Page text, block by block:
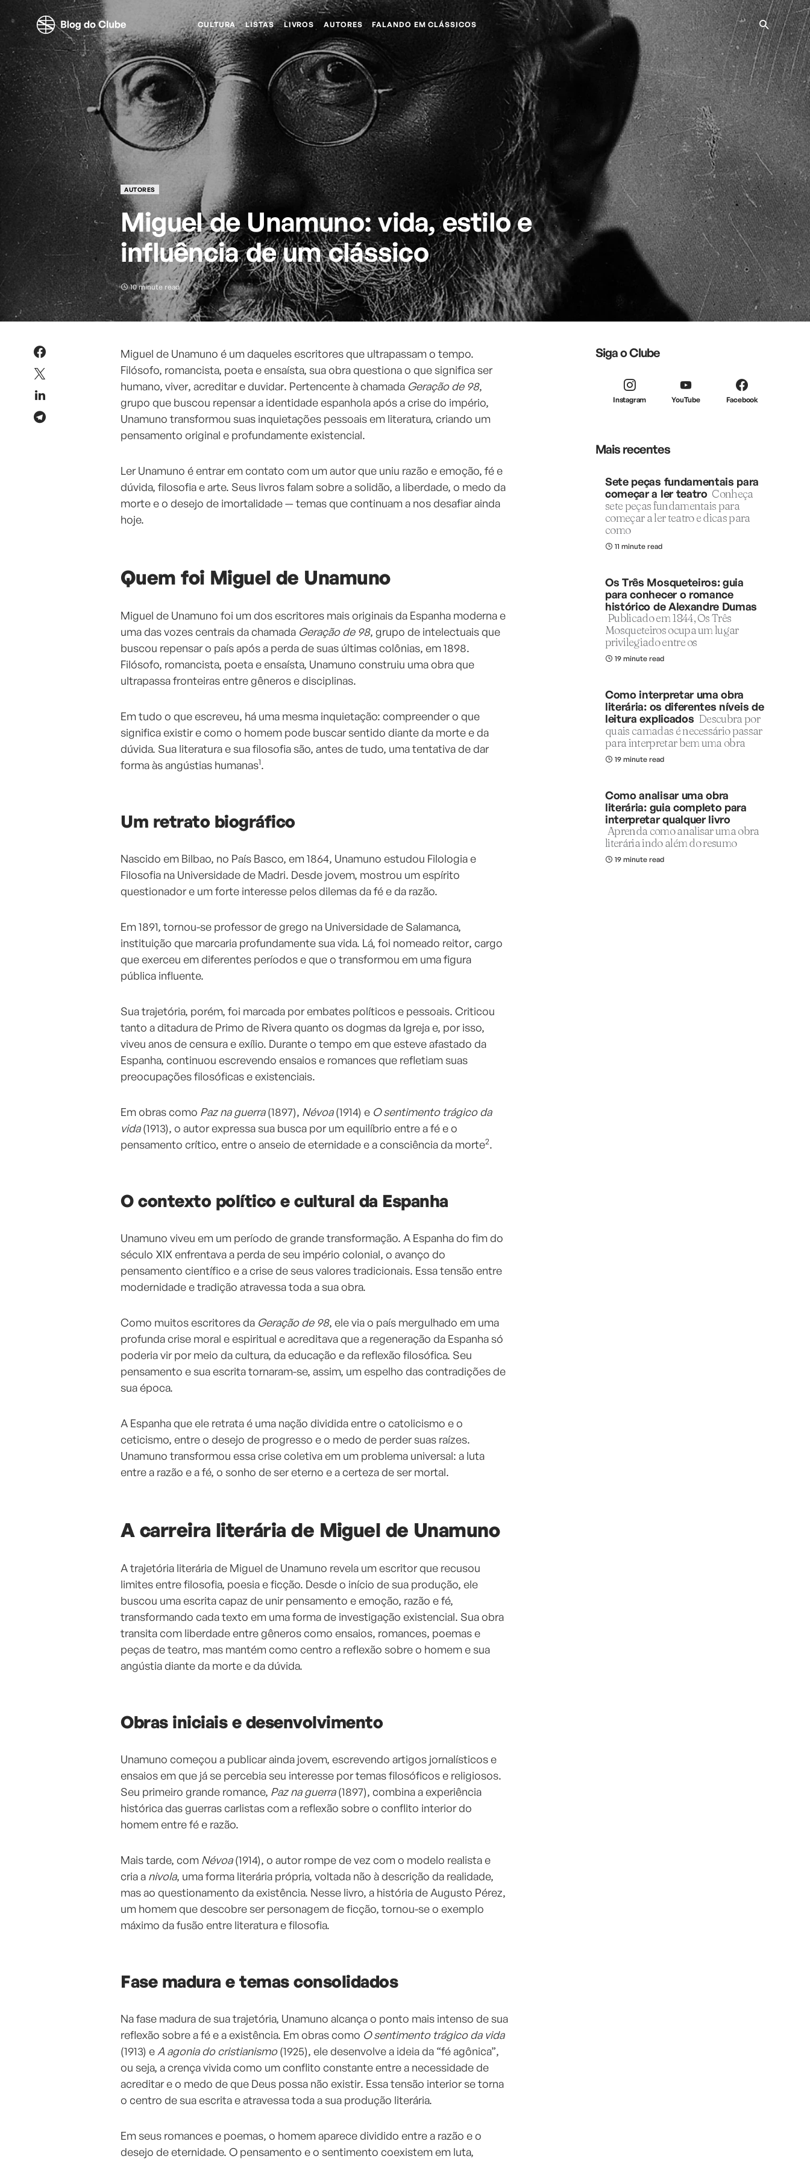
CULTURA LISTAS LIVROS AUTORES FALANDO EM CLÁSSICOS
AUTORES
Miguel de Unamuno: vida, estilo e
influência de um clássico
10 minute read
Miguel de Unamuno é um daqueles escritores que ultrapassam o tempo.
Filósofo, romancista, poeta e ensaísta, sua obra questiona o que significa ser
humano, viver, acreditar e duvidar. Pertencente à chamada Geração de 98,
grupo que buscou repensar a identidade espanhola após a crise do império,
Unamuno transformou suas inquietações pessoais em literatura, criando um
pensamento original e profundamente existencial.
Ler Unamuno é entrar em contato com um autor que uniu razão e emoção, fé e
dúvida, filosofia e arte. Seus livros falam sobre a solidão, a liberdade, o medo da
morte e o desejo de imortalidade — temas que continuam a nos desafiar ainda
hoje.
Quem foi Miguel de Unamuno
Miguel de Unamuno foi um dos escritores mais originais da Espanha moderna e
uma das vozes centrais da chamada Geração de 98, grupo de intelectuais que
buscou repensar o país após a perda de suas últimas colônias, em 1898.
Filósofo, romancista, poeta e ensaísta, Unamuno construiu uma obra que
ultrapassa fronteiras entre gêneros e disciplinas.
Em tudo o que escreveu, há uma mesma inquietação: compreender o que
significa existir e como o homem pode buscar sentido diante da morte e da
dúvida. Sua literatura e sua filosofia são, antes de tudo, uma tentativa de dar
forma às angústias humanas1.
Um retrato biográfico
Nascido em Bilbao, no País Basco, em 1864, Unamuno estudou Filologia e
Filosofia na Universidade de Madri. Desde jovem, mostrou um espírito
questionador e um forte interesse pelos dilemas da fé e da razão.
Em 1891, tornou-se professor de grego na Universidade de Salamanca,
instituição que marcaria profundamente sua vida. Lá, foi nomeado reitor, cargo
que exerceu em diferentes períodos e que o transformou em uma figura
pública influente.
Sua trajetória, porém, foi marcada por embates políticos e pessoais. Criticou
tanto a ditadura de Primo de Rivera quanto os dogmas da Igreja e, por isso,
viveu anos de censura e exílio. Durante o tempo em que esteve afastado da
Espanha, continuou escrevendo ensaios e romances que refletiam suas
preocupações filosóficas e existenciais.
Em obras como Paz na guerra(1897), Névoa(1914) e O sentimento trágico da
vida(1913), o autor expressa sua busca por um equilíbrio entre a fé e o
pensamento crítico, entre o anseio de eternidade e a consciência da morte2.
O contexto político e cultural da Espanha
Unamuno viveu em um período de grande transformação. A Espanha do fim do
século XIX enfrentava a perda de seu império colonial, o avanço do
pensamento científico e a crise de seus valores tradicionais. Essa tensão entre
modernidade e tradição atravessa toda a sua obra.
Como muitos escritores da Geração de 98, ele via o país mergulhado em uma
profunda crise moral e espiritual e acreditava que a regeneração da Espanha só
poderia vir por meio da cultura, da educação e da reflexão filosófica. Seu
pensamento e sua escrita tornaram-se, assim, um espelho das contradições de
sua época.
A Espanha que ele retrata é uma nação dividida entre o catolicismo e o
ceticismo, entre o desejo de progresso e o medo de perder suas raízes.
Unamuno transformou essa crise coletiva em um problema universal: a luta
entre a razão e a fé, o sonho de ser eterno e a certeza de ser mortal.
A carreira literária de Miguel de Unamuno
A trajetória literária de Miguel de Unamuno revela um escritor que recusou
limites entre filosofia, poesia e ficção. Desde o início de sua produção, ele
buscou uma escrita capaz de unir pensamento e emoção, razão e fé,
transformando cada texto em uma forma de investigação existencial. Sua obra
transita com liberdade entre gêneros como ensaios, romances, poemas e
peças de teatro, mas mantém como centro a reflexão sobre o homem e sua
angústia diante da morte e da dúvida.
Obras iniciais e desenvolvimento
Unamuno começou a publicar ainda jovem, escrevendo artigos jornalísticos e
ensaios em que já se percebia seu interesse por temas filosóficos e religiosos.
Seu primeiro grande romance, Paz na guerra(1897), combina a experiência
histórica das guerras carlistas com a reflexão sobre o conflito interior do
homem entre fé e razão.
Mais tarde, com Névoa(1914), o autor rompe de vez com o modelo realista e
cria a nivola, uma forma literária própria, voltada não à descrição da realidade,
mas ao questionamento da existência. Nesse livro, a história de Augusto Pérez,
um homem que descobre ser personagem de ficção, tornou-se o exemplo
máximo da fusão entre literatura e filosofia.
Fase madura e temas consolidados
Na fase madura de sua trajetória, Unamuno alcança o ponto mais intenso de sua
reflexão sobre a fé e a existência. Em obras como O sentimento trágico da vida
(1913) e A agonia do cristianismo(1925), ele desenvolve a ideia da “fé agônica”,
ou seja, a crença vivida como um conflito constante entre a necessidade de
acreditar e o medo de que Deus possa não existir. Essa tensão interior se torna
o centro de sua escrita e atravessa toda a sua produção literária.
Em seus romances e poemas, o homem aparece dividido entre a razão e o
desejo de eternidade. O pensamento e o sentimento coexistem em luta,
Siga o Clube
Instagram YouTube Facebook
Mais recentes
Sete peças fundamentais para
começar a ler teatro Conheça
sete peças fundamentais para
começar a ler teatro e dicas para
como
11 minute read
Os Três Mosqueteiros: guia
para conhecer o romance
histórico de Alexandre Dumas
Publicado em 1844, Os Três
Mosqueteiros ocupa um lugar
privilegiado entre os
19 minute read
Como interpretar uma obra
literária: os diferentes níveis de
leitura explicados Descubra por
quais camadas é necessário passar
para interpretar bem uma obra
19 minute read
Como analisar uma obra
literária: guia completo para
interpretar qualquer livro
Aprenda como analisar uma obra
literária indo além do resumo
19 minute read